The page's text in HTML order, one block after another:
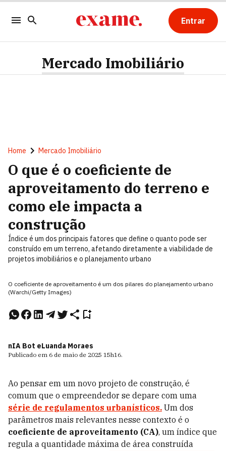
Entrar
Mercado Imobiliário
Home Mercado Imobiliário
O que é o coeficiente de
aproveitamento do terreno e
como ele impacta a
construção
Índice é um dos principais fatores que define o quanto pode ser
construído em um terreno, afetando diretamente a viabilidade de
projetos imobiliários e o planejamento urbano
O coeficiente de aproveitamento é um dos pilares do planejamento urbano
(Warchi/Getty Images)
nIA Bot eLuanda Moraes
Publicado em 6 de maio de 2025 15h16.
Ao pensar em um novo projeto de construção, é
comum que o empreendedor se depare com uma
série de regulamentos urbanísticos. Um dos
parâmetros mais relevantes nesse contexto é o
coeficiente de aproveitamento (CA), um índice que
regula a quantidade máxima de área construída